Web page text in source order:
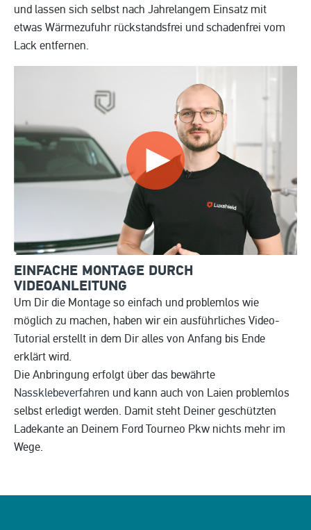
und lassen sich selbst nach Jahrelangem Einsatz mit
etwas Wärmezufuhr rückstandsfrei und schadenfrei vom
Lack entfernen.
EINFACHE MONTAGE DURCH
VIDEOANLEITUNG
Um Dir die Montage so einfach und problemlos wie
möglich zu machen, haben wir ein ausführliches Video-
Tutorial erstellt in dem Dir alles von Anfang bis Ende
erklärt wird.
Die Anbringung erfolgt über das bewährte
Nassklebeverfahren und kann auch von Laien problemlos
selbst erledigt werden. Damit steht Deiner geschützten
Ladekante an Deinem Ford Tourneo Pkw nichts mehr im
Wege.